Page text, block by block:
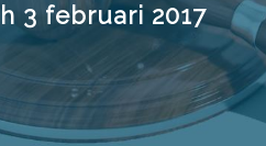
3 februari 2017